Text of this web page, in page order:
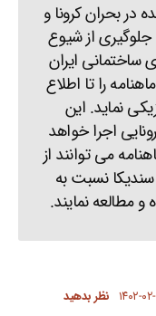
بحران کرونا و
از شیوع
ساختمانی ایران
را تا اطلاع
نماید. این
اجرا خواهد
می توانند از
نسبت به
مطالعه نمایند.
۰۲-۲۴ نظر بدهید